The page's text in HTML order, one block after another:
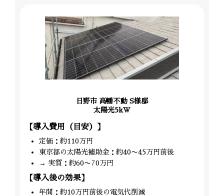
日野市 高幡不動 S様邸
太陽光5kW
【導入費用（目安）】
定価：約110万円
東京都の太陽光補助金：約40〜45万円前後
→ 実質：約60〜70万円
【導入後の効果】
年間：約10万円前後の電気代削減